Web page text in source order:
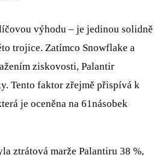
výhodu – je jedinou solidně
trojice. Zatímco Snowflake a
ziskovosti, Palantir
Tento faktor zřejmě přispívá k
je oceněna na 61násobek
ztrátová marže Palantiru 38 %,